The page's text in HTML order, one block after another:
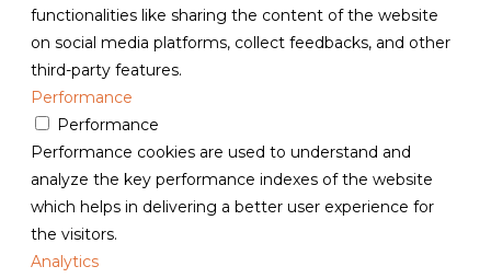
functionalities like sharing the content of the website
on social media platforms, collect feedbacks, and other
third-party features.
Performance
Performance
Performance cookies are used to understand and
analyze the key performance indexes of the website
which helps in delivering a better user experience for
the visitors.
Analytics